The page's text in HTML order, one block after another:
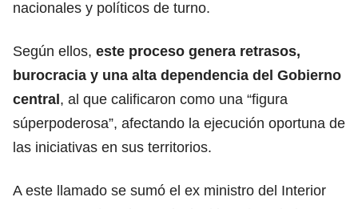
nacionales y políticos de turno.
Según ellos, este proceso genera retrasos,
burocracia y una alta dependencia del Gobierno
central, al que calificaron como una “figura
súperpoderosa”, afectando la ejecución oportuna de
las iniciativas en sus territorios.
A este llamado se sumó el ex ministro del Interior